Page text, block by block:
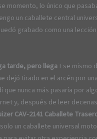
momento, lo único que
un caballete central
grabado como una
tarde, pero llega Ese mismo
dejó tirado en el arcén por
que nunca más pasaría por
y, después de leer
CAV-2141 Caballete
un caballete universal